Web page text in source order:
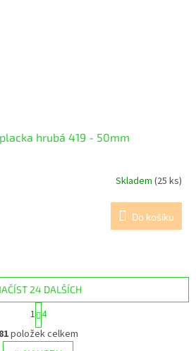
hrubá 419 - 50mm
Skladem (25 ks)
Do košíku
O
v
24 DALŠÍCH
S
t
r
á
1 4
81položek celkem